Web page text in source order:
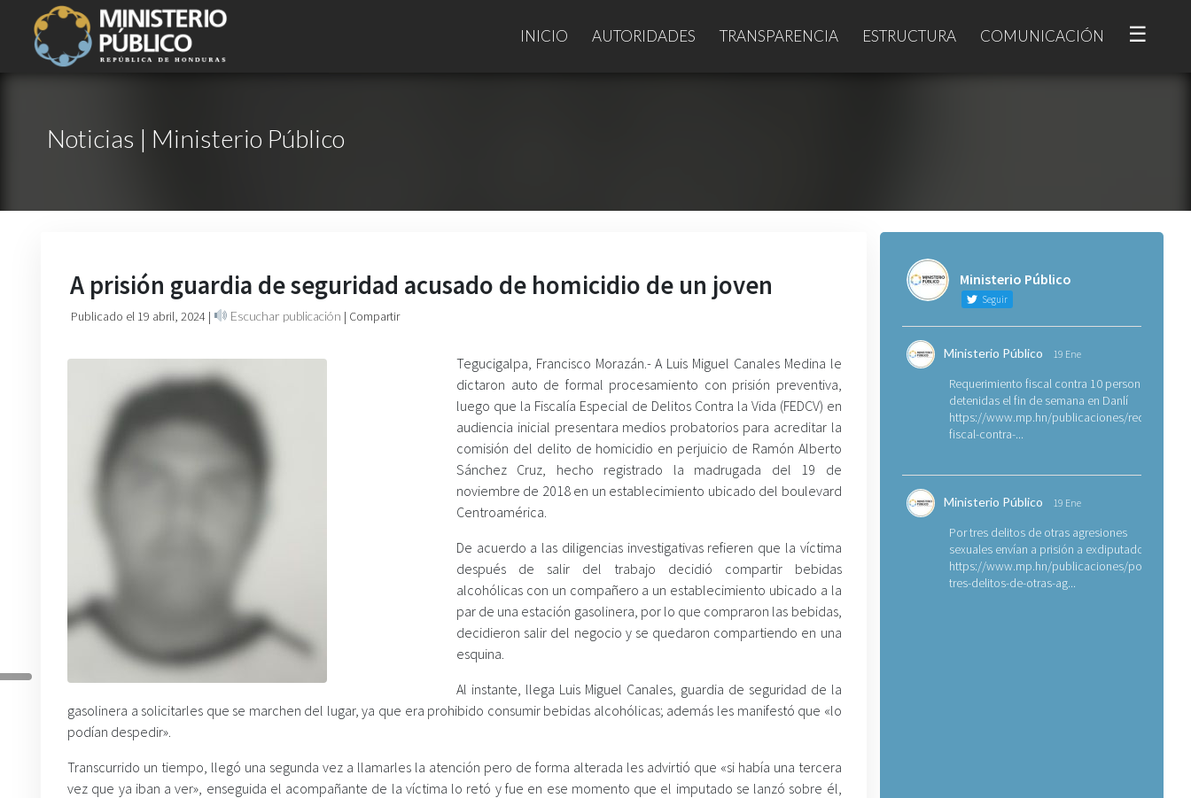
INICIO AUTORIDADES TRANSPARENCIA ESTRUCTURA COMUNICACIÓN ☰
Noticias | Ministerio Público
A prisión guardia de seguridad acusado de homicidio de un joven
Publicado el 19 abril, 2024 | Escuchar publicación | Compartir
Tegucigalpa, Francisco Morazán.- A Luis Miguel Canales Medina le
dictaron auto de formal procesamiento con prisión preventiva,
luego que la Fiscalía Especial de Delitos Contra la Vida (FEDCV) en
audiencia inicial presentara medios probatorios para acreditar la
comisión del delito de homicidio en perjuicio de Ramón Alberto
Sánchez Cruz, hecho registrado la madrugada del 19 de
noviembre de 2018 en un establecimiento ubicado del boulevard
Centroamérica.
De acuerdo a las diligencias investigativas refieren que la víctima
después de salir del trabajo decidió compartir bebidas
alcohólicas con un compañero a un establecimiento ubicado a la
par de una estación gasolinera, por lo que compraron las bebidas,
decidieron salir del negocio y se quedaron compartiendo en una
esquina.
Al instante, llega Luis Miguel Canales, guardia de seguridad de la
gasolinera a solicitarles que se marchen del lugar, ya que era prohibido consumir bebidas alcohólicas; además les manifestó que «lo
podían despedir».
Transcurrido un tiempo, llegó una segunda vez a llamarles la atención pero de forma alterada les advirtió que «si había una tercera
vez que ya iban a ver», enseguida el acompañante de la víctima lo retó y fue en ese momento que el imputado se lanzó sobre él,
Ministerio Público
Seguir
Ministerio Público 19 Ene
Requerimiento fiscal contra 10 personas
detenidas el fin de semana en Danlí
https://www.mp.hn/publicaciones/
fiscal-contra-...
Ministerio Público 19 Ene
Por tres delitos de otras agresiones
sexuales envían a prisión a exdiputado
https://www.mp.hn/publicaciones/por-
tres-delitos-de-otras-ag...